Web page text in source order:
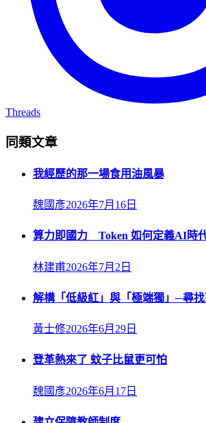
Threads
同類文章
我經歷的那一場食用油風暴
魏國彥2026年7月16日
算力即國力 Token 如何定義AI時
林建甫2026年7月2日
解構「低級紅」與「極端獨」─尋
黃士修2026年6月29日
登革熱來了 蚊子比鼠更可怕
魏國彥2026年6月17日